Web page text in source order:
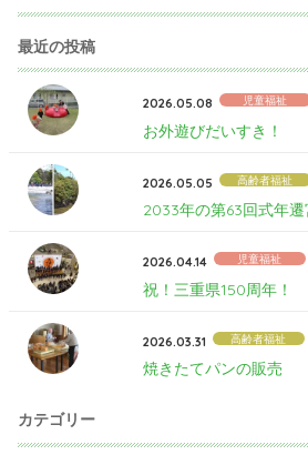
最近の投稿
2026.05.08 児童福祉
お外遊びだいすき！
2026.05.05 高齢者福祉
2033年の第63回式年
2026.04.14 児童福祉
祝！三重県150周年！
2026.03.31 高齢者福祉
焼きたてパンの販売
カテゴリー